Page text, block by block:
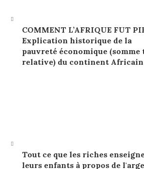
COMMENT L’AFRIQUE FUT
Explication historique de la
pauvreté économique (somme
relative) du continent Africain
Tout ce que les riches
leurs enfants à propos de